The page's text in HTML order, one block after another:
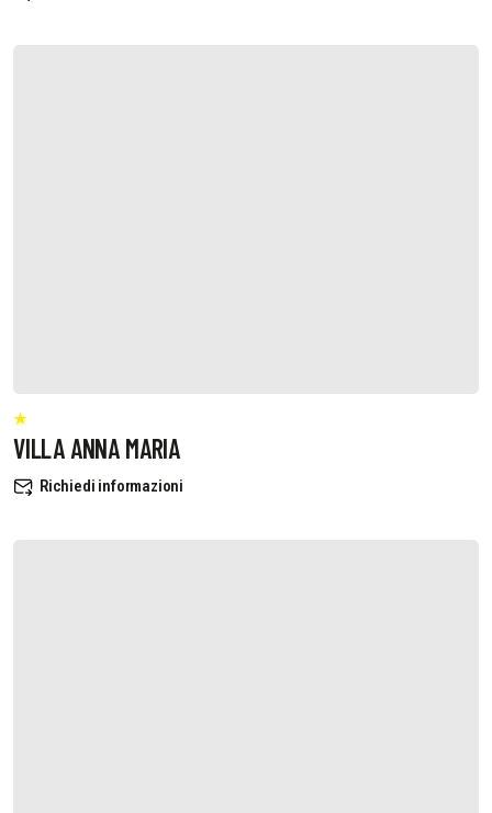
VILLA ANNA MARIA
Richiedi informazioni